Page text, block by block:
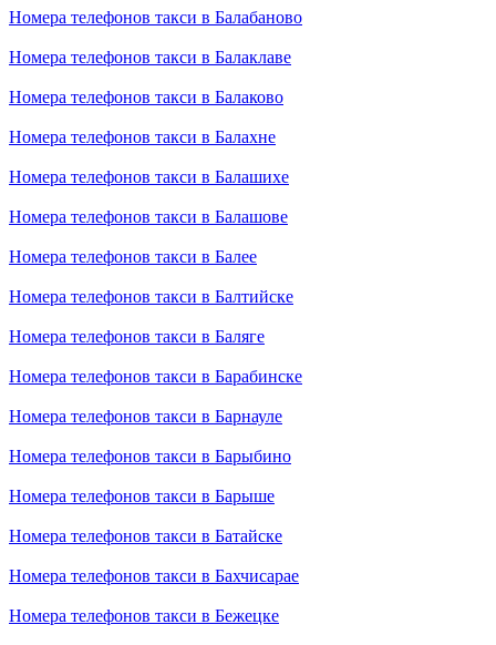
Номера телефонов такси в Балабаново
Номера телефонов такси в Балаклаве
Номера телефонов такси в Балаково
Номера телефонов такси в Балахне
Номера телефонов такси в Балашихе
Номера телефонов такси в Балашове
Номера телефонов такси в Балее
Номера телефонов такси в Балтийске
Номера телефонов такси в Баляге
Номера телефонов такси в Барабинске
Номера телефонов такси в Барнауле
Номера телефонов такси в Барыбино
Номера телефонов такси в Барыше
Номера телефонов такси в Батайске
Номера телефонов такси в Бахчисарае
Номера телефонов такси в Бежецке